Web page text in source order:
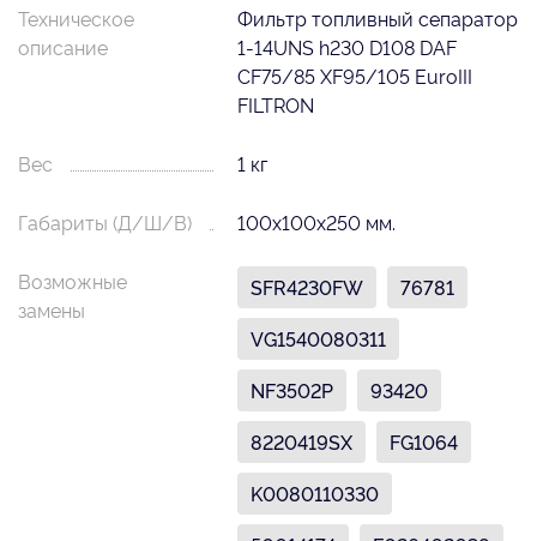
Техническое
описание
Фильтр топливный сепаратор
1-14UNS h230 D108 DAF
CF75/85 XF95/105 EuroIII
FILTRON
Вес 1 кг
Габариты (Д/Ш/В) 100х100х250 мм.
Возможные
замены
SFR4230FW
76781
VG1540080311
NF3502P
93420
8220419SX
FG1064
K0080110330